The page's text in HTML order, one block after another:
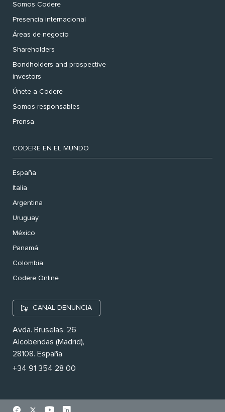
Somos Codere
Presencia internacional
Áreas de negocio
Shareholders
Bondholders and prospective
investors
Únete a Codere
Somos responsables
Prensa
CODERE EN EL MUNDO
España
Italia
Argentina
Uruguay
México
Panamá
Colombia
Codere Online
CANAL DENUNCIA
Avda. Bruselas, 26
Alcobendas (Madrid),
28108. España
+34 91 354 28 00